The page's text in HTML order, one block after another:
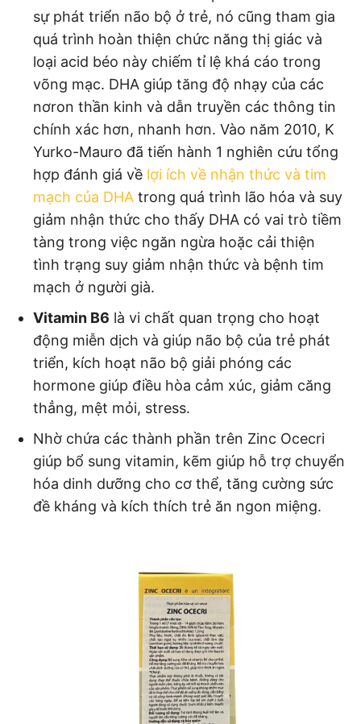
sự phát triển não bộ ở trẻ, nó cũng tham gia
quá trình hoàn thiện chức năng thị giác và
loại acid béo này chiếm tỉ lệ khá cáo trong
võng mạc. DHA giúp tăng độ nhạy của các
nơron thần kinh và dẫn truyền các thông tin
chính xác hơn, nhanh hơn. Vào năm 2010, K
Yurko-Mauro đã tiến hành 1 nghiên cứu tổng
hợp đánh giá về lợi ích về nhận thức và tim
mạch của DHA trong quá trình lão hóa và suy
giảm nhận thức cho thấy DHA có vai trò tiềm
tàng trong việc ngăn ngừa hoặc cải thiện
tình trạng suy giảm nhận thức và bệnh tim
mạch ở người già.
Vitamin B6 là vi chất quan trọng cho hoạt
động miễn dịch và giúp não bộ của trẻ phát
triển, kích hoạt não bộ giải phóng các
hormone giúp điều hòa cảm xúc, giảm căng
thẳng, mệt mỏi, stress.
Nhờ chứa các thành phần trên Zinc Ocecri
giúp bổ sung vitamin, kẽm giúp hỗ trợ chuyển
hóa dinh dưỡng cho cơ thể, tăng cường sức
đề kháng và kích thích trẻ ăn ngon miệng.